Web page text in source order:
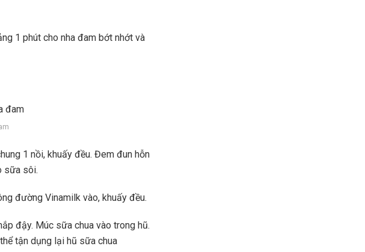
1 phút cho nha đam bớt nhớt và
1 nồi, khuấy đều. Đem đun hỗn
sữa sôi.
đường Vinamilk vào, khuấy đều.
đậy. Múc sữa chua vào trong hũ.
tận dụng lại hũ sữa chua